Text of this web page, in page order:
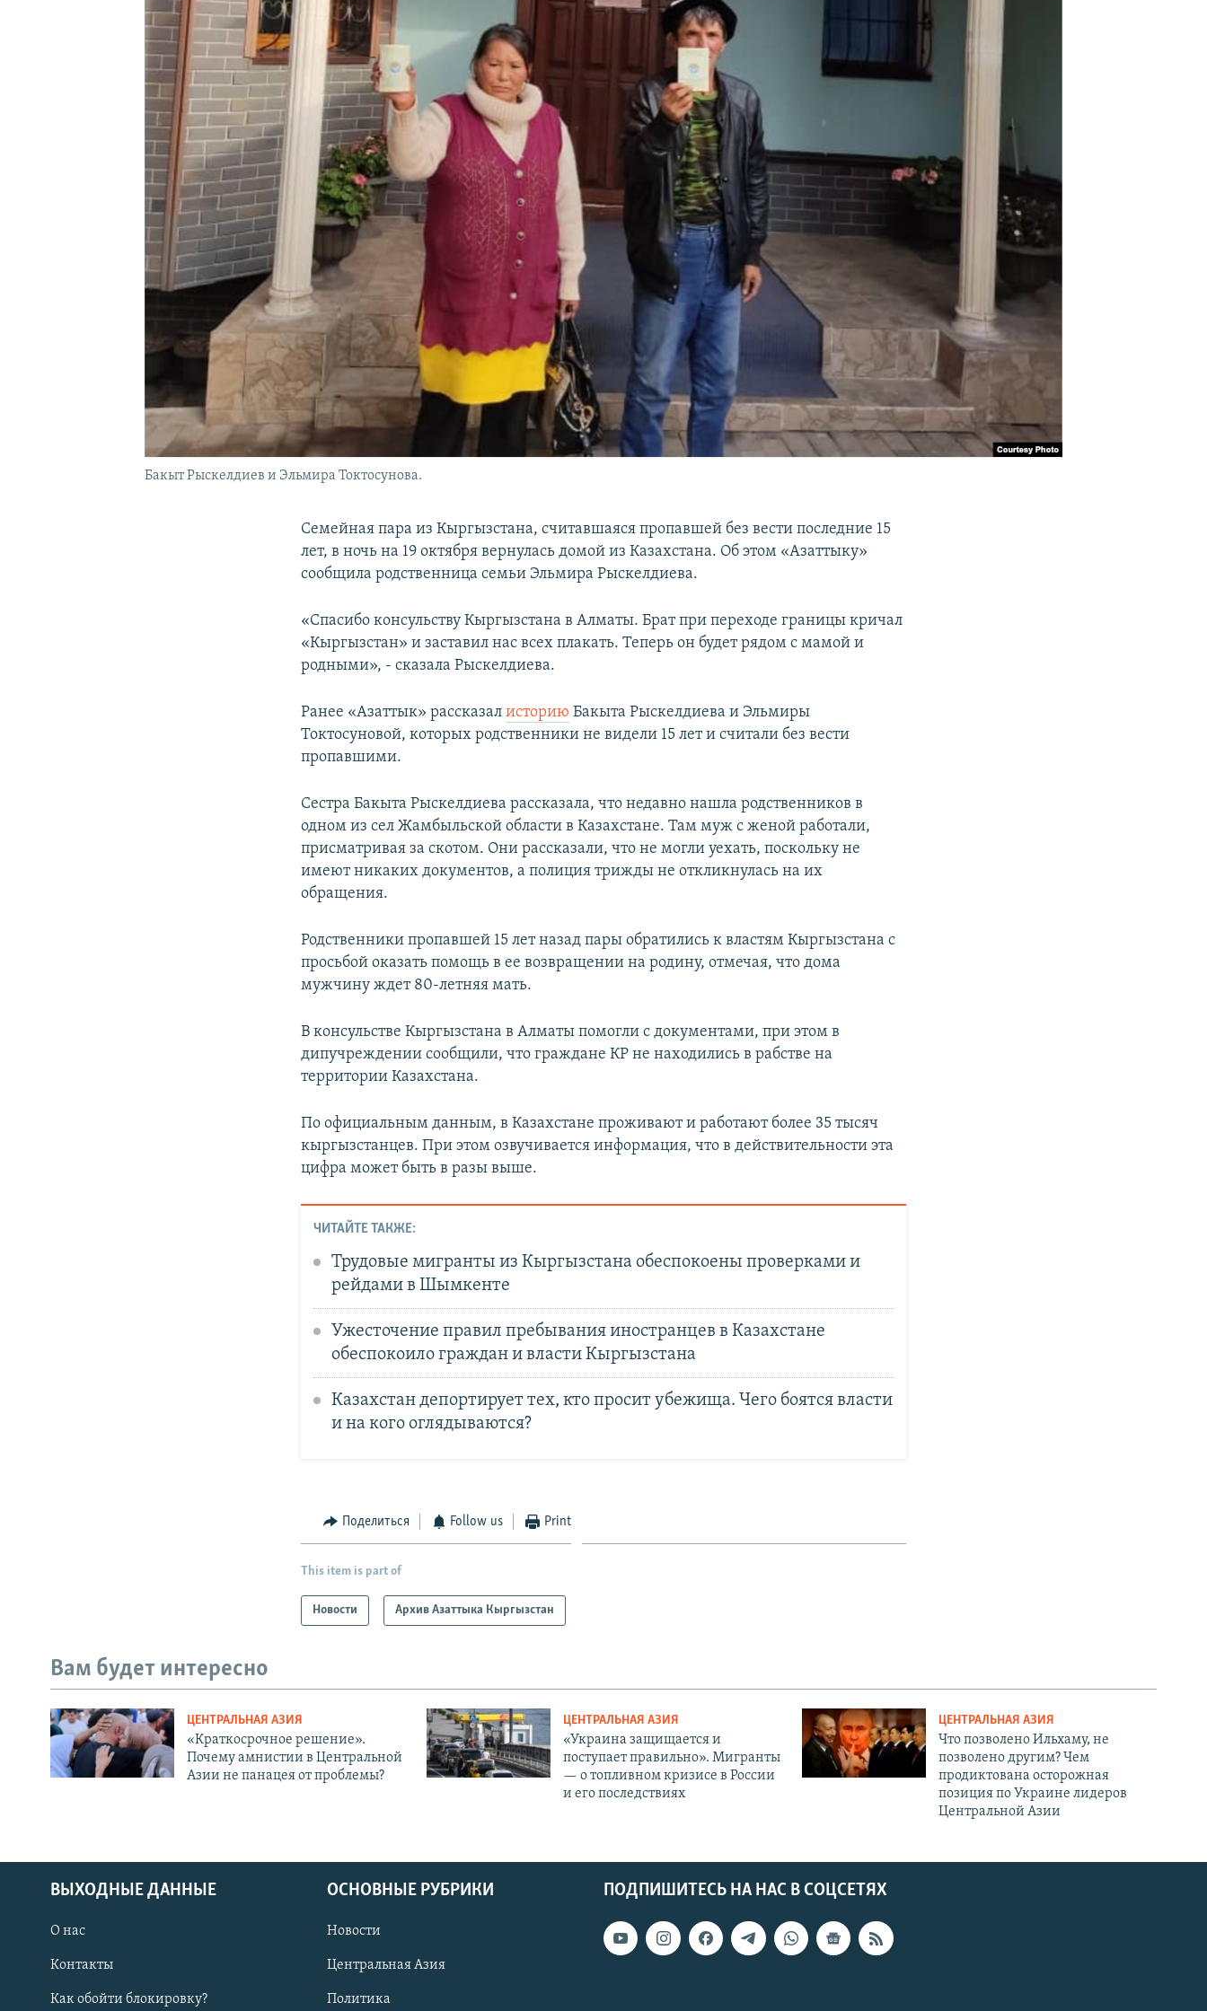
Бакыт Рыскелдиев и Эльмира Токтосунова.
Семейная пара из Кыргызстана, считавшаяся пропавшей без вести последние 15
лет, в ночь на 19 октября вернулась домой из Казахстана. Об этом «Азаттыку»
сообщила родственница семьи Эльмира Рыскелдиева.
«Спасибо консульству Кыргызстана в Алматы. Брат при переходе границы кричал
«Кыргызстан» и заставил нас всех плакать. Теперь он будет рядом с мамой и
родными», - сказала Рыскелдиева.
Ранее «Азаттык» рассказалисторию Бакыта Рыскелдиева и Эльмиры
Токтосуновой, которых родственники не видели 15 лет и считали без вести
пропавшими.
Сестра Бакыта Рыскелдиева рассказала, что недавно нашла родственников в
одном из сел Жамбыльской области в Казахстане. Там муж с женой работали,
присматривая за скотом. Они рассказали, что не могли уехать, поскольку не
имеют никаких документов, а полиция трижды не откликнулась на их
обращения.
Родственники пропавшей 15 лет назад пары обратились к властям Кыргызстана с
просьбой оказать помощь в ее возвращении на родину, отмечая, что дома
мужчину ждет 80-летняя мать.
В консульстве Кыргызстана в Алматы помогли с документами, при этом в
дипучреждении сообщили, что граждане КР не находились в рабстве на
территории Казахстана.
По официальным данным, в Казахстане проживают и работают более 35 тысяч
кыргызстанцев. При этом озвучивается информация, что в действительности эта
цифра может быть в разы выше.
ЧИТАЙТЕ ТАКЖЕ:
Трудовые мигранты из Кыргызстана обеспокоены проверками и
рейдами в Шымкенте
Ужесточение правил пребывания иностранцев в Казахстане
обеспокоило граждан и власти Кыргызстана
Казахстан депортирует тех, кто просит убежища. Чего боятся власти
и на кого оглядываются?
Поделиться Follow us Print
This item is part of
Новости Архив Азаттыка Кыргызстан
Вам будет интересно
ЦЕНТРАЛЬНАЯ АЗИЯ
«Краткосрочное решение».
Почему амнистии в Центральной
Азии не панацея от проблемы?
ЦЕНТРАЛЬНАЯ АЗИЯ
«Украина защищается и
поступает правильно». Мигранты
— о топливном кризисе в России
и его последствиях
ЦЕНТРАЛЬНАЯ АЗИЯ
Что позволено Ильхаму, не
позволено другим? Чем
продиктована осторожная
позиция по Украине лидеров
Центральной Азии
ПОДПИШИТЕСЬ НА НАС В СОЦСЕТЯХ
ВЫХОДНЫЕ ДАННЫЕ
О нас
Контакты
Как обойти блокировку?
ОСНОВНЫЕ РУБРИКИ
Новости
Центральная Азия
Политика